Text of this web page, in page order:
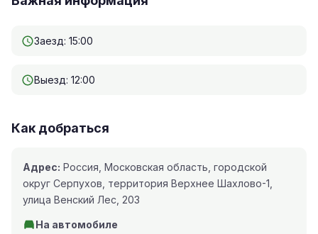
Заезд: 15:00
Выезд: 12:00
Как добраться
Адрес: Россия, Московская область, городской
округ Серпухов, территория Верхнее Шахлово-1,
улица Венский Лес, 203
На автомобиле